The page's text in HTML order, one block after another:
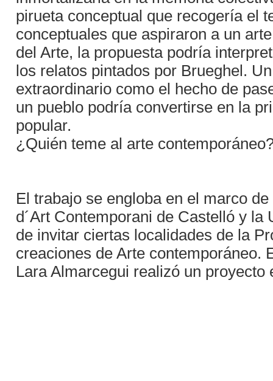
pirueta conceptual que recogería el
conceptuales que aspiraron a un
del Arte, la propuesta podría
los relatos pintados por Brueghel.
extraordinario como el hecho de
un pueblo podría convertirse en la
popular.
¿Quién teme al arte
El trabajo se engloba en el marco
d´Art Contemporani de Castelló y
de invitar ciertas localidades de la
creaciones de Arte contemporáneo.
Lara Almarcegui realizó un